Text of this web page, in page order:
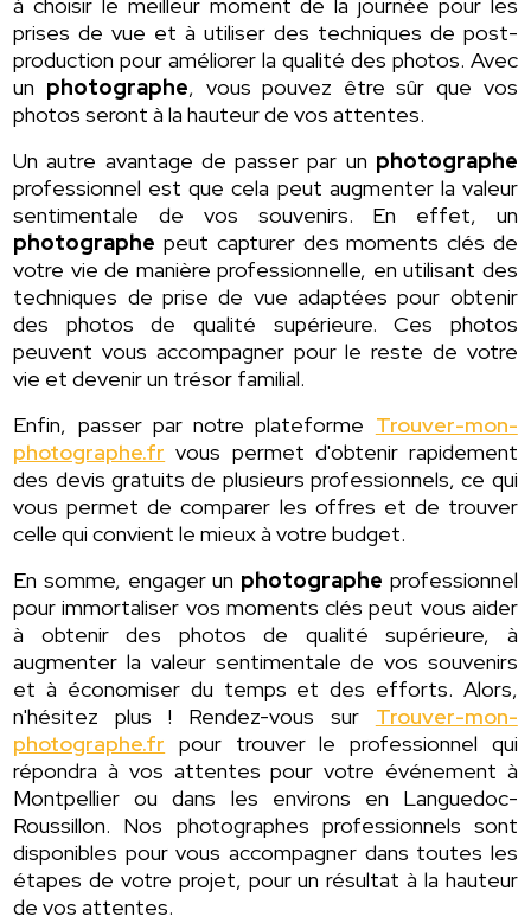
à choisir le meilleur moment de la journée pour les
prises de vue et à utiliser des techniques de post-
production pour améliorer la qualité des photos. Avec
un photographe, vous pouvez être sûr que vos
photos seront à la hauteur de vos attentes.
Un autre avantage de passer par un photographe
professionnel est que cela peut augmenter la valeur
sentimentale de vos souvenirs. En effet, un
photographe peut capturer des moments clés de
votre vie de manière professionnelle, en utilisant des
techniques de prise de vue adaptées pour obtenir
des photos de qualité supérieure. Ces photos
peuvent vous accompagner pour le reste de votre
vie et devenir un trésor familial.
Enfin, passer par notre plateforme Trouver-mon-
photographe.fr vous permet d'obtenir rapidement
des devis gratuits de plusieurs professionnels, ce qui
vous permet de comparer les offres et de trouver
celle qui convient le mieux à votre budget.
En somme, engager un photographe professionnel
pour immortaliser vos moments clés peut vous aider
à obtenir des photos de qualité supérieure, à
augmenter la valeur sentimentale de vos souvenirs
et à économiser du temps et des efforts. Alors,
n'hésitez plus ! Rendez-vous sur Trouver-mon-
photographe.fr pour trouver le professionnel qui
répondra à vos attentes pour votre événement à
Montpellier ou dans les environs en Languedoc-
Roussillon. Nos photographes professionnels sont
disponibles pour vous accompagner dans toutes les
étapes de votre projet, pour un résultat à la hauteur
de vos attentes.